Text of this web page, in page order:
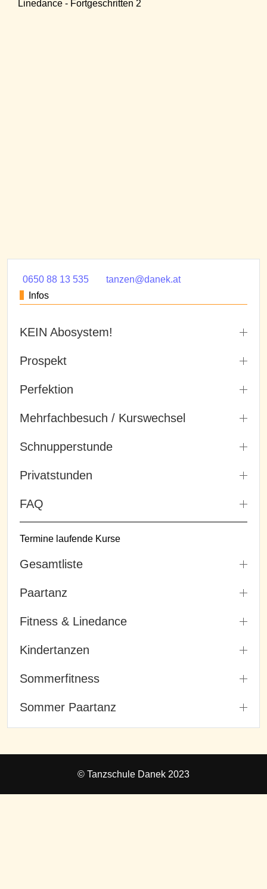
Linedance - Fortgeschritten 2
0650 88 13 535
tanzen@danek.at
Infos
KEIN Abosystem!
Prospekt
Perfektion
Mehrfachbesuch / Kurswechsel
Schnupperstunde
Privatstunden
FAQ
Termine laufende Kurse
Gesamtliste
Paartanz
Fitness & Linedance
Kindertanzen
Sommerfitness
Sommer Paartanz
© Tanzschule Danek 2023